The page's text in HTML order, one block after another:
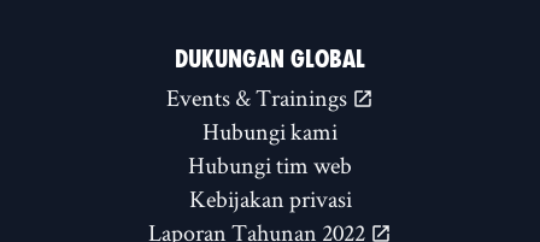
DUKUNGAN GLOBAL
Events & Trainings
Hubungi kami
Hubungi tim web
Kebijakan privasi
Laporan Tahunan 2022